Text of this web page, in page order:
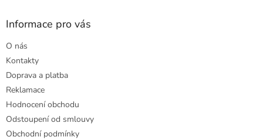
Informace pro vás
O nás
Kontakty
Doprava a platba
Reklamace
Hodnocení obchodu
Odstoupení od smlouvy
Obchodní podmínky